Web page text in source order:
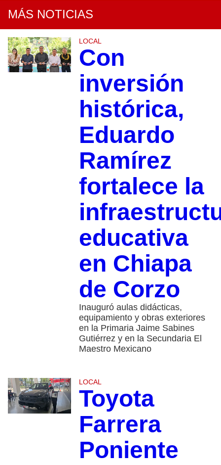
MÁS NOTICIAS
LOCAL
Con
inversión
histórica,
Eduardo
Ramírez
fortalece la
educativa
en Chiapa
de Corzo
Inauguró aulas didácticas,
equipamiento y obras exteriores
en la Primaria Jaime Sabines
Gutiérrez y en la Secundaria El
Maestro Mexicano
LOCAL
Toyota
Farrera
Poniente